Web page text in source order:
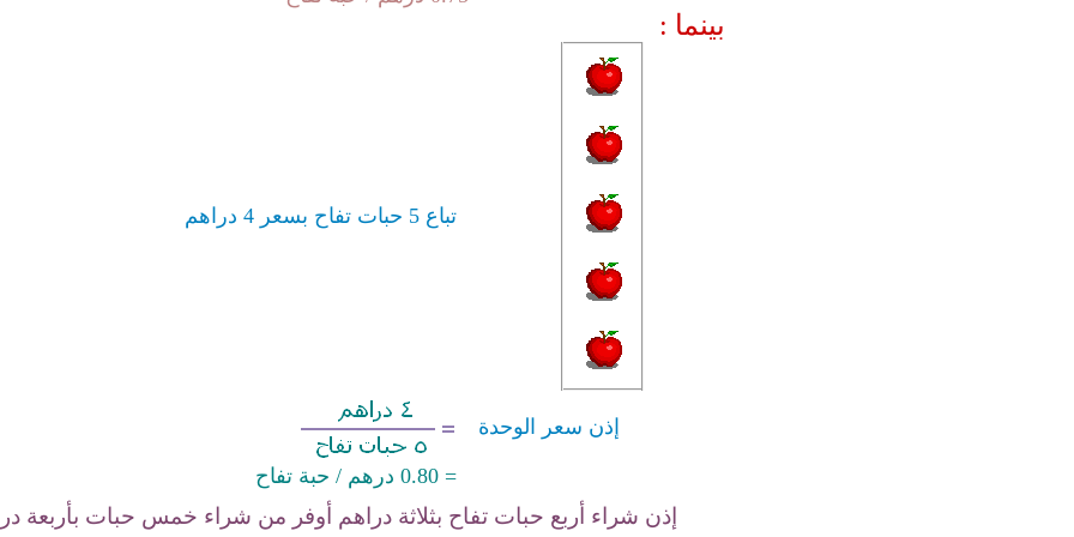
بينما :
تباع 5 حبات تفاح بسعر 4 دراهم
= 0.
80 درهم / حبة تفاح
إذن سعر الوحدة
إذن شراء أربع حبات تفاح بثلاثة دراهم أوفر من شراء خمس حبات بأربعة